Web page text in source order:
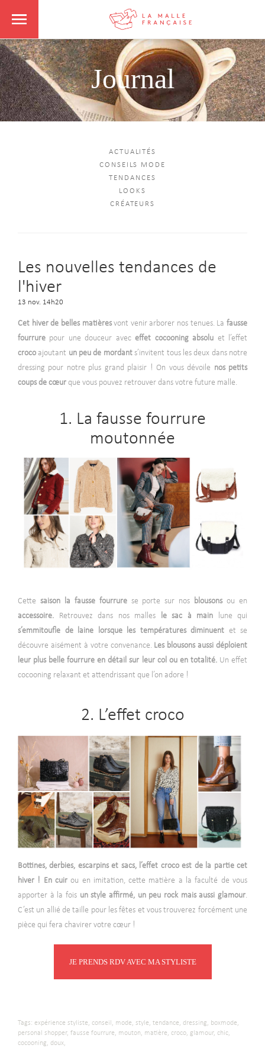
Journal
ACTUALITÉS
CONSEILS MODE
TENDANCES
LOOKS
CRÉATEURS
Les nouvelles tendances de
l'hiver
13 nov. 14h20
Cet hiver de belles matièresvont venir arborer nos tenues. Lafausse
fourrure pour une douceur aveceffet cocooning absolu et l’effet
croco ajoutant un peu de mordants’invitent tous les deux dans notre
dressing pour notre plus grand plaisir ! On vous dévoile nos petits
coups de cœur que vous pouvez retrouver dans votre future malle.
1. La fausse fourrure
moutonnée
Cette saison la fausse fourrurese porte sur nos blousonsou en
accessoire. Retrouvez dans nos malles le sac à main lune qui
s’emmitoufle de laine lorsque les températures diminuent et se
découvre aisément à votre convenance. Les blousons aussi déploient
leur plus belle fourrure en détail sur leur col ou en totalité.Un effet
cocooning relaxant et attendrissant que l’on adore !
2. L’effet croco
Bottines, derbies, escarpins et sacs, l’effet croco est de la partie cet
hiver ! En cuirou en imitation, cette matière a la faculté de vous
apporter à la fois un style affirmé, un peu rock mais aussi glamour.
C’est un allié de taille pour les fêtes et vous trouverez forcément une
pièce qui fera chavirer votre cœur !
JE PRENDS RDV AVEC MA STYLISTE
Tags: expérience styliste, conseil, mode, style, tendance, dressing, boxmode,
personal shopper, fausse fourrure, mouton, matière, croco, glamour, chic,
cocooning, doux,